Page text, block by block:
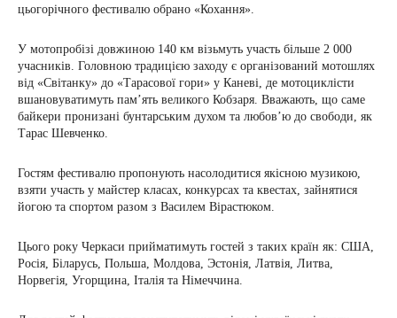
цьогорічного фестивалю обрано «Кохання».
У мотопробізі довжиною 140 км візьмуть участь більше 2 000
учасників. Головною традицією заходу є організований мотошлях
від «Світанку» до «Тарасової гори» у Каневі, де мотоциклісти
вшановуватимуть пам’ять великого Кобзаря. Вважають, що саме
байкери пронизані бунтарським духом та любов’ю до свободи, як
Тарас Шевченко.
Гостям фестивалю пропонують насолодитися якісною музикою,
взяти участь у майстер класах, конкурсах та квестах, зайнятися
йогою та спортом разом з Василем Вірастюком.
Цього року Черкаси прийматимуть гостей з таких країн як: США,
Росія, Біларусь, Польша, Молдова, Эстонія, Латвія, Литва,
Норвегія, Угорщина, Італія та Німеччина.